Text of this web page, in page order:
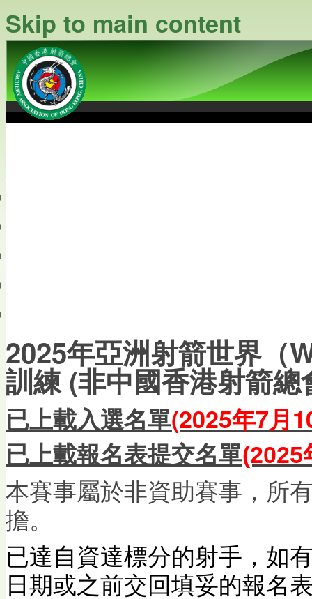
Skip to main content
2025年亞洲射箭世界（
訓練 (非中國香港射箭總
已上載入選名單(2025年7月
已上載報名表提交名單(2025
本賽事屬於非資助賽事，所
擔。
已達自資達標分的射手，如
日期或之前交回填妥的報名